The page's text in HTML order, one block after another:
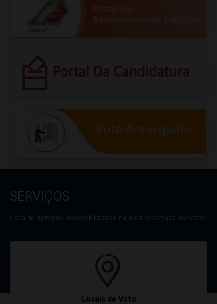
SERVIÇOS
Lista de serviços disponibilizados na área reservada euEleitor
Locais de Voto